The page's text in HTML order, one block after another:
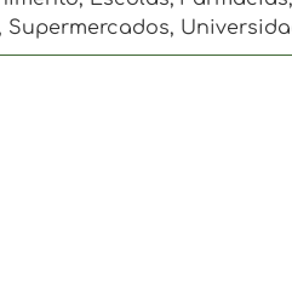
Supermercados,